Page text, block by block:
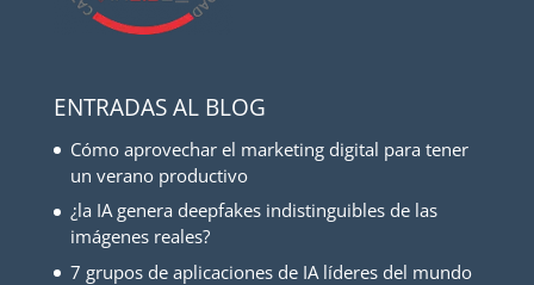
ENTRADAS AL BLOG
Cómo aprovechar el marketing digital para tener
un verano productivo
¿la IA genera deepfakes indistinguibles de las
imágenes reales?
7 grupos de aplicaciones de IA líderes del mundo